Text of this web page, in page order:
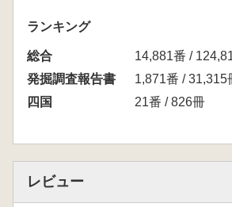
ランキング
総合
14,881番 /
発掘調査報告書
1,871番 / 31,315
四国
21番 / 826冊
レビュー